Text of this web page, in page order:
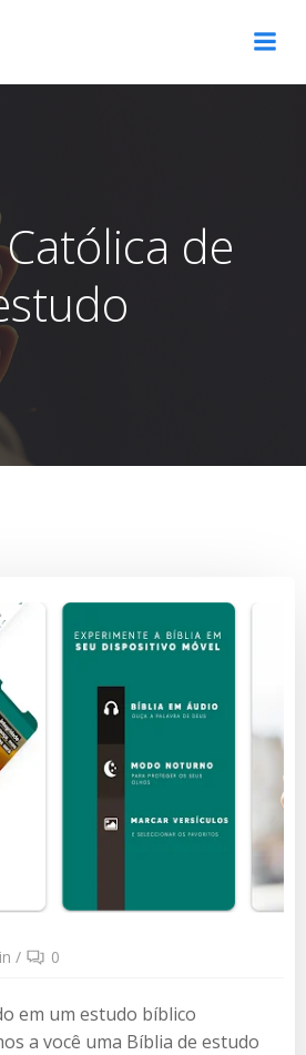
de
/ 0
em um estudo bíblico
a você uma Bíblia de estudo